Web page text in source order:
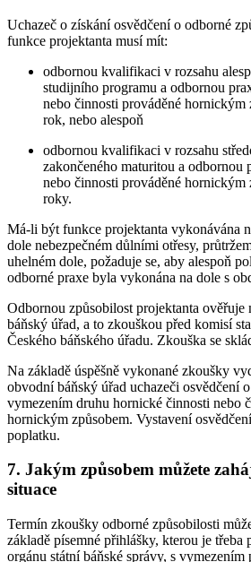
Uchazeč o získání osvědčení o odborné
funkce projektanta musí mít:
odbornou kvalifikaci v rozsahu
studijního programu a odbornou
nebo činnosti prováděné hornickým
rok, nebo alespoň
odbornou kvalifikaci v rozsahu
zakončeného maturitou a odbornou
nebo činnosti prováděné hornickým
roky.
Má-li být funkce projektanta vykonávána
dole nebezpečném důlními otřesy,
uhelném dole, požaduje se, aby alespoň
odborné praxe byla vykonána na dole s
Odbornou způsobilost projektanta
báňský úřad, a to zkouškou před komisí
Českého báňského úřadu. Zkouška se
Na základě úspěšně vykonané zkoušky
obvodní báňský úřad uchazeči osvědčení
vymezením druhu hornické činnosti nebo
hornickým způsobem. Vystavení
poplatku.
7. Jakým způsobem můžete
situace
Termín zkoušky odborné způsobilosti
základě písemné přihlášky, kterou je třeba
orgánu státní báňské správy, s vymezením